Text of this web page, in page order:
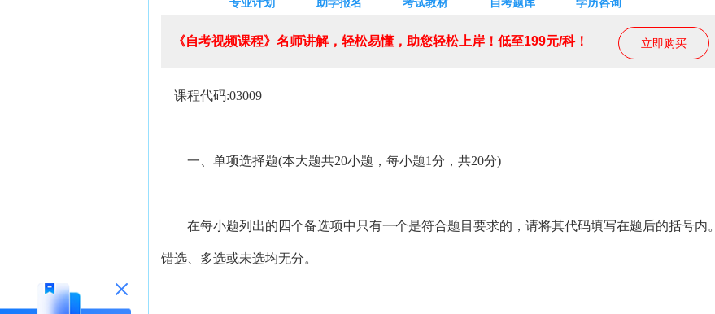
立即购买
《自考视频课程》名师讲解，轻松易懂，助您轻松上岸！低至199元/科！
课程代码:03009
一、单项选择题(本大题共20小题，每小题1分，共20分)
在每小题列出的四个备选项中只有一个是符合题目要求的，请将其代码填写在题后的括号内。
错选、多选或未选均无分。